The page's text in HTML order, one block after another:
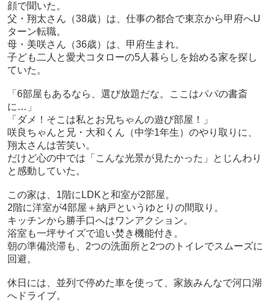
顔で聞いた。
父・翔太さん（38歳）は、仕事の都合で東京から甲府へU
ターン転職。
母・美咲さん（36歳）は、甲府生まれ。
子ども二人と愛犬コタローの5人暮らしを始める家を探し
ていた。
「6部屋もあるなら、選び放題だな。ここはパパの書斎
に…」
「ダメ！そこは私とお兄ちゃんの遊び部屋！」
咲良ちゃんと兄・大和くん（中学1年生）のやり取りに、
翔太さんは苦笑い。
だけど心の中では「こんな光景が見たかった」とじんわり
と感動していた。
この家は、1階にLDKと和室が2部屋。
2階に洋室が4部屋＋納戸というゆとりの間取り。
キッチンから勝手口へはワンアクション。
浴室も一坪サイズで追い焚き機能付き。
朝の準備渋滞も、2つの洗面所と2つのトイレでスムーズに
回避。
休日には、並列で停めた車を使って、家族みんなで河口湖
へドライブ。